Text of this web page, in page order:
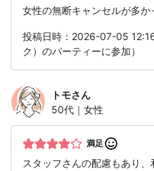
女性の無断キャンセルが多か
投稿日時：2026-07-05
ク）のパーティーに参加）
トモさん
50代｜女性
満足
スタッフさんの配慮もあり